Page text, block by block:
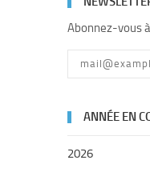
Abonnez-vous
ANNÉE EN
2026